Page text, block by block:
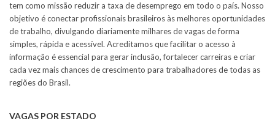
tem como missão reduzir a taxa de desemprego em todo o país. Nosso
objetivo é conectar profissionais brasileiros às melhores oportunidades
de trabalho, divulgando diariamente milhares de vagas de forma
simples, rápida e acessível. Acreditamos que facilitar o acesso à
informação é essencial para gerar inclusão, fortalecer carreiras e criar
cada vez mais chances de crescimento para trabalhadores de todas as
regiões do Brasil.
VAGAS POR ESTADO